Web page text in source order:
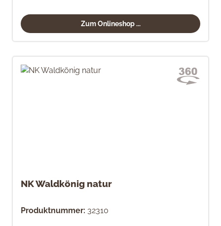
Zum Onlineshop ...
NK Waldkönig natur
Produktnummer: 32310